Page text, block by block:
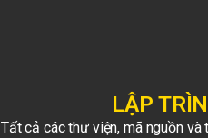
LẬP
Tất cả các thư viện, mã nguồn